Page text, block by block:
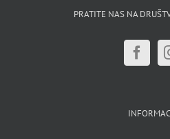
PRATITE NAS NA